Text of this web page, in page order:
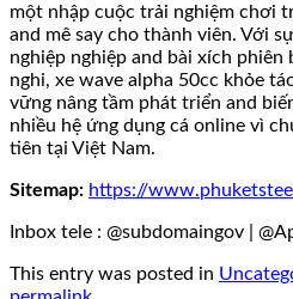
một nhập cuộc trải nghiệm chơi
and mê say cho thành viên. Với
nghiệp nghiệp and bài xích phiên
nghi, xe wave alpha 50cc khỏe
vững nâng tầm phát triển and
nhiều hệ ứng dụng cá online vì
tiên tại Việt Nam.
Sitemap: https://
Inbox tele : @subdomaingov |
This entry was posted in